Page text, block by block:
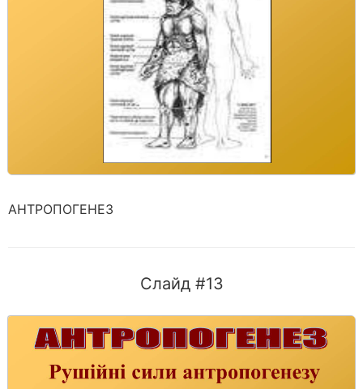
АНТРОПОГЕНЕЗ
Слайд #13